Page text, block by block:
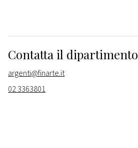
Contatta il dipartimento
argenti@finarte.it
02 3363801